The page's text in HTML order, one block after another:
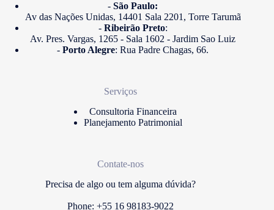
- São Paulo:
Av das Nações Unidas, 14401 Sala 2201, Torre Tarumã
-Ribeirão Preto:
Av. Pres. Vargas, 1265 - Sala 1602 - Jardim Sao Luiz
-Porto Alegre: Rua Padre Chagas, 66.
Serviços
Consultoria Financeira
Planejamento Patrimonial
Contate-nos
Precisa de algo ou tem alguma dúvida?
Phone: +55 16 98183-9022